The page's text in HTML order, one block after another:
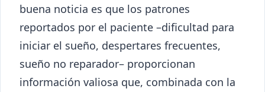
buena noticia es que los patrones
reportados por el paciente –dificultad para
iniciar el sueño, despertares frecuentes,
sueño no reparador– proporcionan
información valiosa que, combinada con la